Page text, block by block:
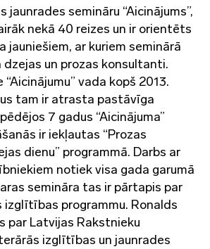
jaunrades semināru “Aicinājums”,
nekā 40 reizes un ir orientēts
jauniešiem, ar kuriem seminārā
un prozas konsultanti.
vada kopš 2013.
tam ir atrasta pastāvīga
7 gadus “Aicinājuma”
ir iekļautas “Prozas
dienu” programmā. Darbs ar
notiek visa gada garumā
semināra tas ir pārtapis par
izglītības programmu. Ronalds
par Latvijas Rakstnieku
izglītības un jaunrades